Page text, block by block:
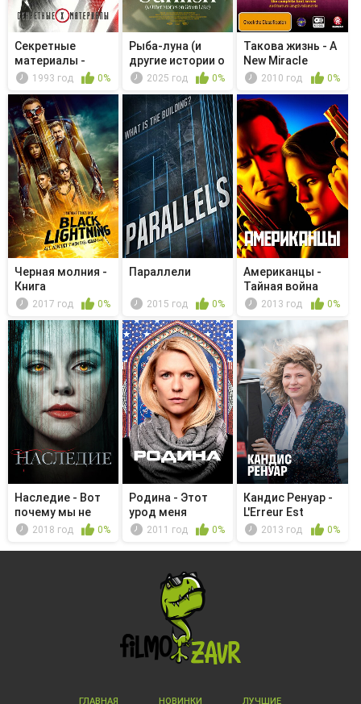
Секретные
материалы -
Ничего
1993 год 0%
Рыба-луна (и
другие истории о
Грин-Лейк)
2025 год 0%
Такова жизнь - A
New Miracle
2010 год 0%
Черная молния -
Книга
воскрешения.
2017 год 0%
Параллели
2015 год 0%
Американцы -
Тайная война
2013 год 0%
Наследие - Вот
почему мы не
доверяем ...
2018 год 0%
Родина - Этот
урод меня
подстрелил
2011 год 0%
Кандис Ренуар -
L'Erreur Est
Humaine
2013 год 0%
ГЛАВНАЯ НОВИНКИ ЛУЧШИЕ